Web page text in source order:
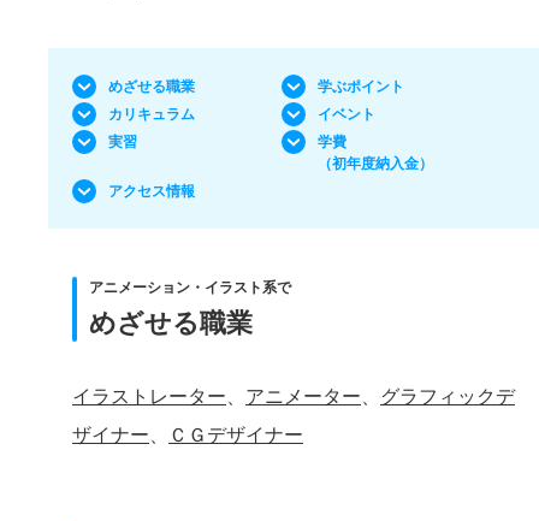
めざせる職業
学ぶポイント
カリキュラム
イベント
実習
学費
（初年度納入金）
アクセス情報
アニメーション・イラスト系で
めざせる職業
イラストレーター アニメーター
グラフィックデ
ザイナー
ＣＧデザイナー